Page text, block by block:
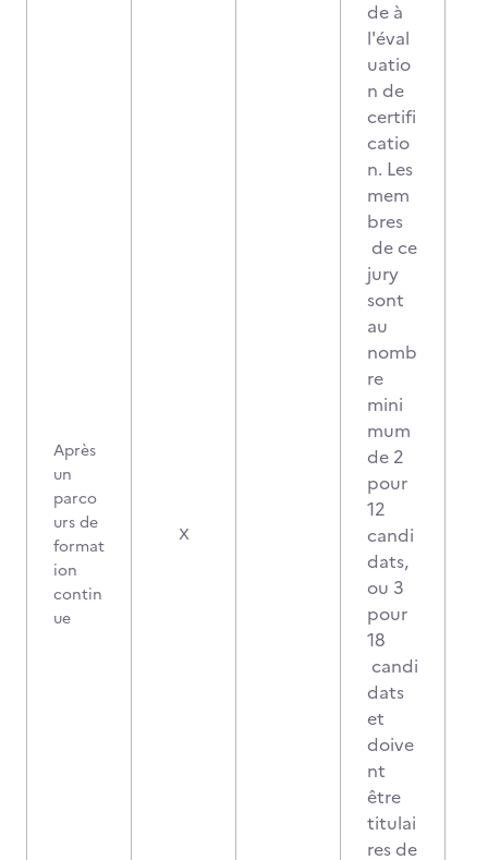
Après
un
parco
urs de
format
ion
contin
ue
X
de à
l'éval
uatio
n de
certifi
catio
n. Les
mem
bres
de ce
jury
sont
au
nomb
re
mini
mum
de 2
pour
12
candi
dats,
ou 3
pour
18
candi
dats
et
doive
nt
être
titulai
res de